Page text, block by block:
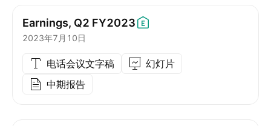
Earnings, Q2 FY2023
2023年7月10日
电话会议文字稿
幻灯片
中期报告